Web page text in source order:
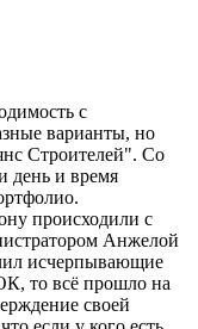
с
варианты, но
Строителей". Со
день и время
происходили с
Анжелой
исчерпывающие
то всё прошло на
своей